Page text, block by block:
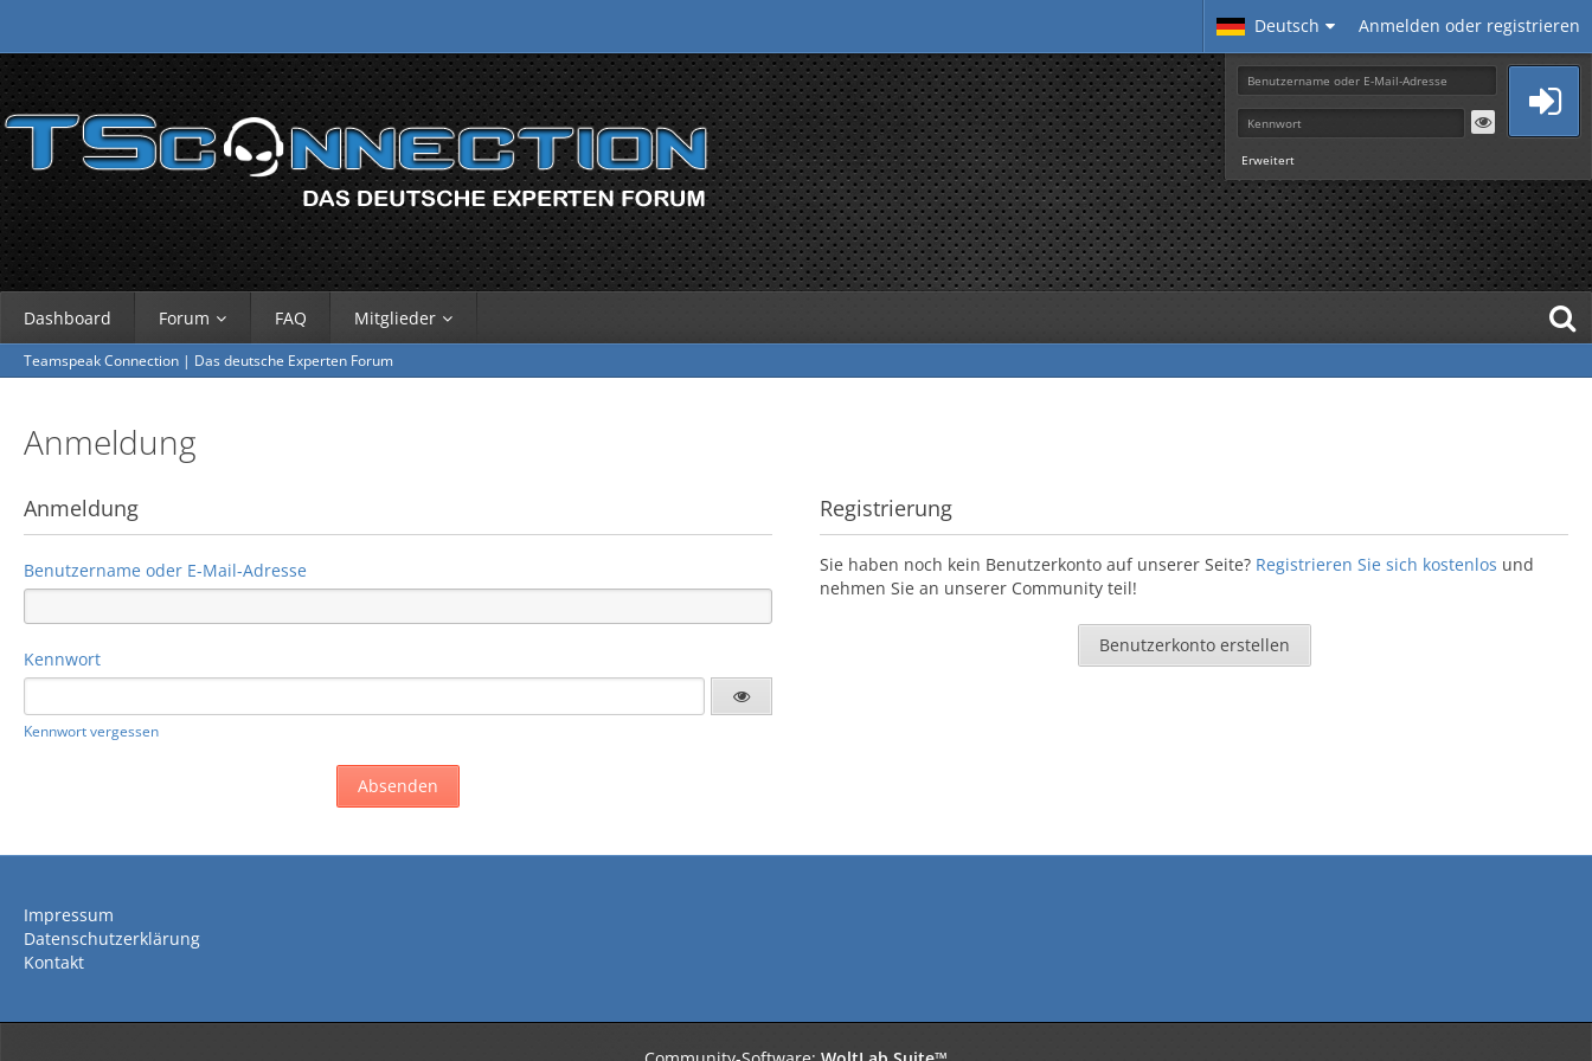
Deutsch Anmelden oder registrieren
Erweitert
Dashboard Forum FAQ Mitglieder
Teamspeak Connection | Das deutsche Experten Forum
Anmeldung
Anmeldung
Benutzername oder E-Mail-Adresse
Kennwort
Kennwort vergessen
Registrierung
Sie haben noch kein Benutzerkonto auf unserer Seite? Registrieren Sie sich kostenlos und
nehmen Sie an unserer Community teil!
Benutzerkonto erstellen
Impressum
Datenschutzerklärung
Kontakt